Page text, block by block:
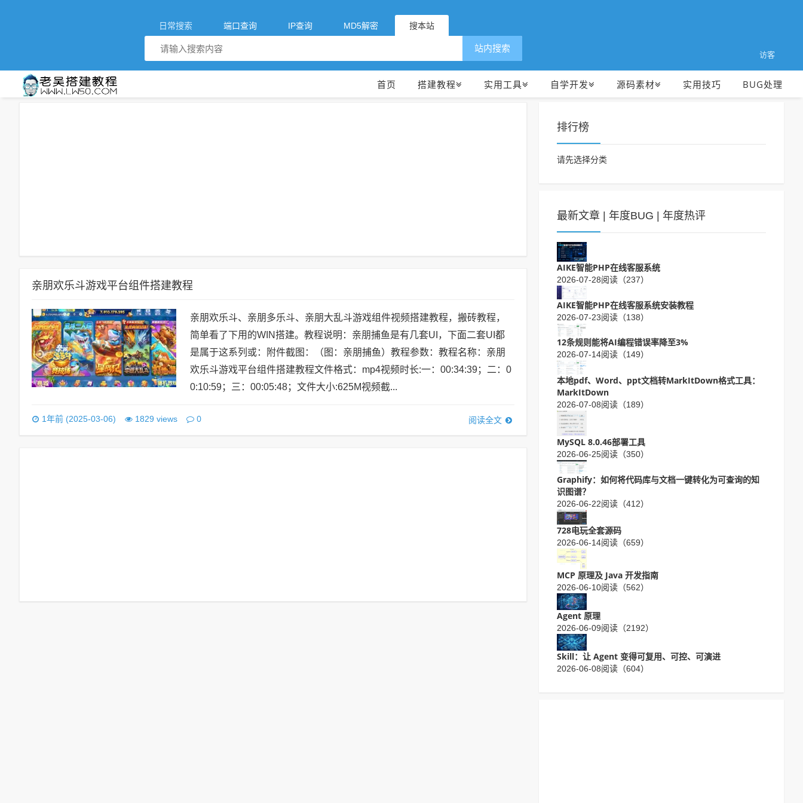
日常搜索 端口查询 IP查询 MD5解密 搜本站
访客
站内搜索
首页 搭建教程 实用工具 自学开发 源码素材 实用技巧 BUG处理
亲朋欢乐斗游戏平台组件搭建教程
亲朋欢乐斗、亲朋多乐斗、亲朋大乱斗游戏组件视频搭建教程，搬砖教程，
简单看了下用的WIN搭建。教程说明：亲朋捕鱼是有几套UI，下面二套UI都
是属于这系列或：附件截图：（图：亲朋捕鱼）教程参数：教程名称：亲朋
欢乐斗游戏平台组件搭建教程文件格式：mp4视频时长:一：00:34:39；二：0
0:10:59；三：00:05:48；文件大小:625M视频截...
1年前 (2025-03-06) 1829 views 0 阅读全文
排行榜
请先选择分类
最新文章 年度BUG 年度热评
AIKE智能PHP在线客服系统
2026-07-28阅读（237）
AIKE智能PHP在线客服系统安装教程
2026-07-23阅读（138）
12条规则能将AI编程错误率降至3%
2026-07-14阅读（149）
本地pdf、Word、ppt文档转MarkItDown格式工具：
MarkItDown
2026-07-08阅读（189）
MySQL 8.0.46部署工具
2026-06-25阅读（350）
Graphify：如何将代码库与文档一键转化为可查询的知
识图谱？
2026-06-22阅读（412）
728电玩全套源码
2026-06-14阅读（659）
MCP 原理及 Java 开发指南
2026-06-10阅读（562）
Agent 原理
2026-06-09阅读（2192）
Skill：让 Agent 变得可复用、可控、可演进
2026-06-08阅读（604）